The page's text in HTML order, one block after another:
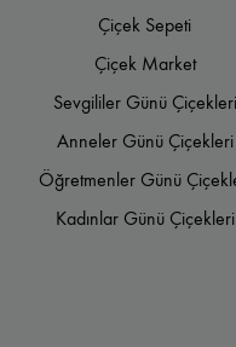
Çiçek Sepeti
Çiçek Market
Sevgililer Günü Çiçekleri
Anneler Günü Çiçekleri
Öğretmenler Günü
Kadınlar Günü Çiçekleri